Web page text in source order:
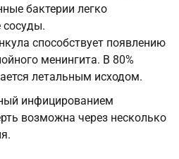
бактерии легко
способствует появлению
менингита. В 80%
летальным исходом.
инфицированием
возможна через несколько